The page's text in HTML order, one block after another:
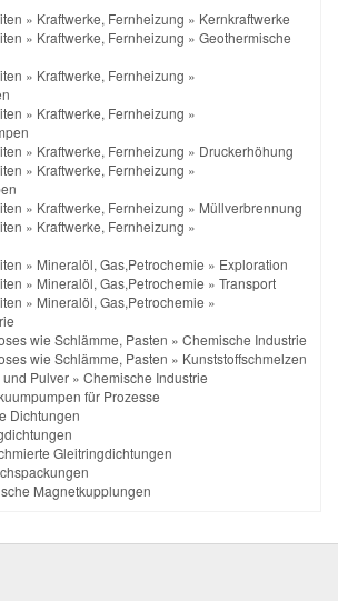
» Kraftwerke, Fernheizung » Kernkraftwerke
» Kraftwerke, Fernheizung » Geothermische
» Kraftwerke, Fernheizung »
» Kraftwerke, Fernheizung »
» Kraftwerke, Fernheizung » Druckerhöhung
» Kraftwerke, Fernheizung »
» Kraftwerke, Fernheizung » Müllverbrennung
» Kraftwerke, Fernheizung »
» Mineralöl, Gas,Petrochemie » Exploration
» Mineralöl, Gas,Petrochemie » Transport
» Mineralöl, Gas,Petrochemie »
wie Schlämme, Pasten » Chemische Industrie
wie Schlämme, Pasten » Kunststoffschmelzen
und Pulver » Chemische Industrie
für Prozesse
Dichtungen
Gleitringdichtungen
Magnetkupplungen